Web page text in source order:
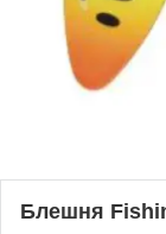
Блешня